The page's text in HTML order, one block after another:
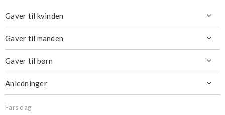
Gaver til kvinden 
Gaver til manden 
Gaver til børn 
Anledninger 
Fars dag